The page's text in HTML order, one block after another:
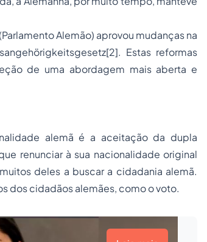
Alemão) aprovou mudanças na
[2]. Estas reformas
de uma abordagem mais aberta e
alemã é a aceitação da dupla
renunciar à sua nacionalidade original
deles a buscar a cidadania alemã.
dos cidadãos alemães, como o voto.